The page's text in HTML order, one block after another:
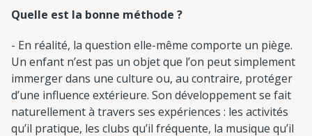
Quelle est la bonne méthode ?
- En réalité, la question elle-même comporte un piège.
Un enfant n’est pas un objet que l’on peut simplement
immerger dans une culture ou, au contraire, protéger
d’une influence extérieure. Son développement se fait
naturellement à travers ses expériences : les activités
qu’il pratique, les clubs qu’il fréquente, la musique qu’il